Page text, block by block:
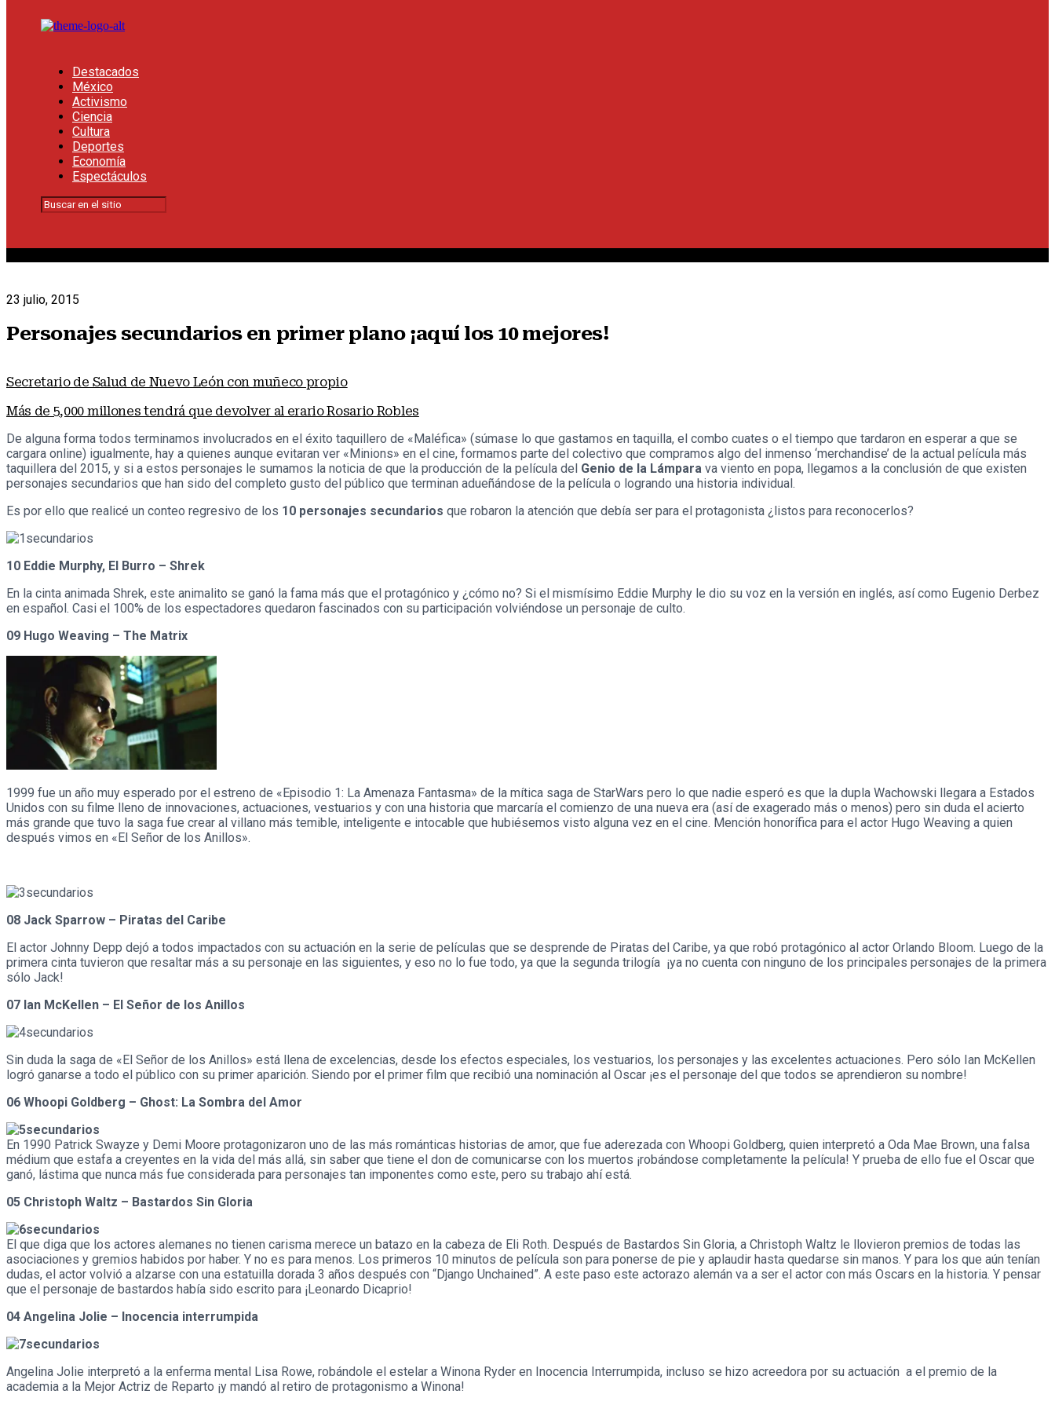
Destacados
México
Activismo
Ciencia
Cultura
Deportes
Economía
Espectáculos
23 julio, 2015
Personajes secundarios en primer plano ¡aquí los 10 mejores!
Secretario de Salud de Nuevo León con muñeco propio
Más de 5,000 millones tendrá que devolver al erario Rosario Robles
De alguna forma todos terminamos involucrados en el éxito taquillero de «Maléfica» (súmase lo que gastamos en taquilla, el combo cuates o el tiempo que tardaron en esperar a que se
cargara online) igualmente, hay a quienes aunque evitaran ver «Minions» en el cine, formamos parte del colectivo que compramos algo del inmenso ‘merchandise’ de la actual película más
taquillera del 2015, y si a estos personajes le sumamos la noticia de que la producción de la película del Genio de la Lámpara va viento en popa, llegamos a la conclusión de que existen
personajes secundarios que han sido del completo gusto del público que terminan adueñándose de la película o logrando una historia individual.
Es por ello que realicé un conteo regresivo de los 10 personajes secundarios que robaron la atención que debía ser para el protagonista ¿listos para reconocerlos?
10 Eddie Murphy, El Burro – Shrek
En la cinta animada Shrek, este animalito se ganó la fama más que el protagónico y ¿cómo no? Si el mismísimo Eddie Murphy le dio su voz en la versión en inglés, así como Eugenio Derbez
en español. Casi el 100% de los espectadores quedaron fascinados con su participación volviéndose un personaje de culto.
09 Hugo Weaving – The Matrix
1999 fue un año muy esperado por el estreno de «Episodio 1: La Amenaza Fantasma» de la mítica saga de StarWars pero lo que nadie esperó es que la dupla Wachowski llegara a Estados
Unidos con su filme lleno de innovaciones, actuaciones, vestuarios y con una historia que marcaría el comienzo de una nueva era (así de exagerado más o menos) pero sin duda el acierto
más grande que tuvo la saga fue crear al villano más temible, inteligente e intocable que hubiésemos visto alguna vez en el cine. Mención honorífica para el actor Hugo Weaving a quien
después vimos en «El Señor de los Anillos».
08 Jack Sparrow – Piratas del Caribe
El actor Johnny Depp dejó a todos impactados con su actuación en la serie de películas que se desprende de Piratas del Caribe, ya que robó protagónico al actor Orlando Bloom. Luego de la
primera cinta tuvieron que resaltar más a su personaje en las siguientes, y eso no lo fue todo, ya que la segunda trilogía ¡ya no cuenta con ninguno de los principales personajes de la primera
sólo Jack!
07 Ian McKellen – El Señor de los Anillos
Sin duda la saga de «El Señor de los Anillos» está llena de excelencias, desde los efectos especiales, los vestuarios, los personajes y las excelentes actuaciones. Pero sólo Ian McKellen
logró ganarse a todo el público con su primer aparición. Siendo por el primer film que recibió una nominación al Oscar ¡es el personaje del que todos se aprendieron su nombre!
06 Whoopi Goldberg – Ghost: La Sombra del Amor
En 1990 Patrick Swayze y Demi Moore protagonizaron uno de las más románticas historias de amor, que fue aderezada con Whoopi Goldberg, quien interpretó a Oda Mae Brown, una falsa
médium que estafa a creyentes en la vida del más allá, sin saber que tiene el don de comunicarse con los muertos ¡robándose completamente la película! Y prueba de ello fue el Oscar que
ganó, lástima que nunca más fue considerada para personajes tan imponentes como este, pero su trabajo ahí está.
05 Christoph Waltz – Bastardos Sin Gloria
El que diga que los actores alemanes no tienen carisma merece un batazo en la cabeza de Eli Roth. Después de Bastardos Sin Gloria, a Christoph Waltz le llovieron premios de todas las
asociaciones y gremios habidos por haber. Y no es para menos. Los primeros 10 minutos de película son para ponerse de pie y aplaudir hasta quedarse sin manos. Y para los que aún tenían
dudas, el actor volvió a alzarse con una estatuilla dorada 3 años después con “Django Unchained”. A este paso este actorazo alemán va a ser el actor con más Oscars en la historia. Y pensar
que el personaje de bastardos había sido escrito para ¡Leonardo Dicaprio!
04 Angelina Jolie – Inocencia interrumpida
Angelina Jolie interpretó a la enferma mental Lisa Rowe, robándole el estelar a Winona Ryder en Inocencia Interrumpida, incluso se hizo acreedora por su actuación a el premio de la
academia a la Mejor Actriz de Reparto ¡y mandó al retiro de protagonismo a Winona!